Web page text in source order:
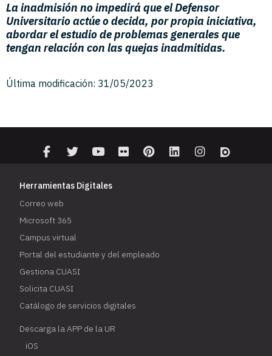
La inadmisión no impedirá que el Defensor
Universitario actúe o decida, por propia iniciativa,
abordar el estudio de problemas generales que
tengan relación con las quejas inadmitidas.
Última modificación: 31/05/2023
Herramientas Digitales
Correo web
Microsoft 365
Campus virtual
Portal del estudiante y del empleado
Gestiona CUASI
Solicita CUASI
Catálogo de servicios digitales
Descarga la APP de la UR
iOS